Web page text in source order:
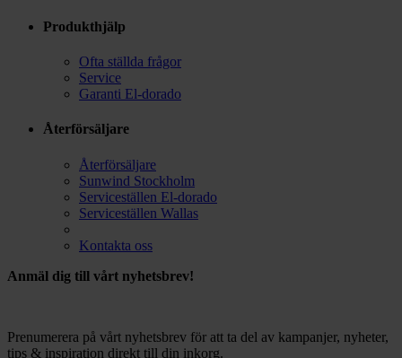
Produkthjälp
Ofta ställda frågor
Service
Garanti El-dorado
Återförsäljare
Återförsäljare
Sunwind Stockholm
Serviceställen El-dorado
Serviceställen Wallas
Kontakta oss
Anmäl dig till vårt nyhetsbrev!
Prenumerera på vårt nyhetsbrev för att ta del av kampanjer, nyheter,
tips & inspiration direkt till din inkorg.